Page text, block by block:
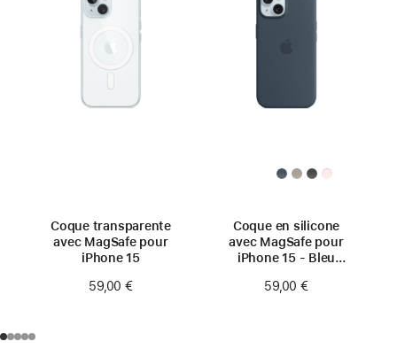
Coque transparente
avec MagSafe pour
iPhone 15
59,00 €
Coque en silicone
avec MagSafe pour
iPhone 15 - Bleu
59,00 €